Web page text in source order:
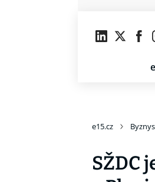
e15.cz Byznys
SŽDC